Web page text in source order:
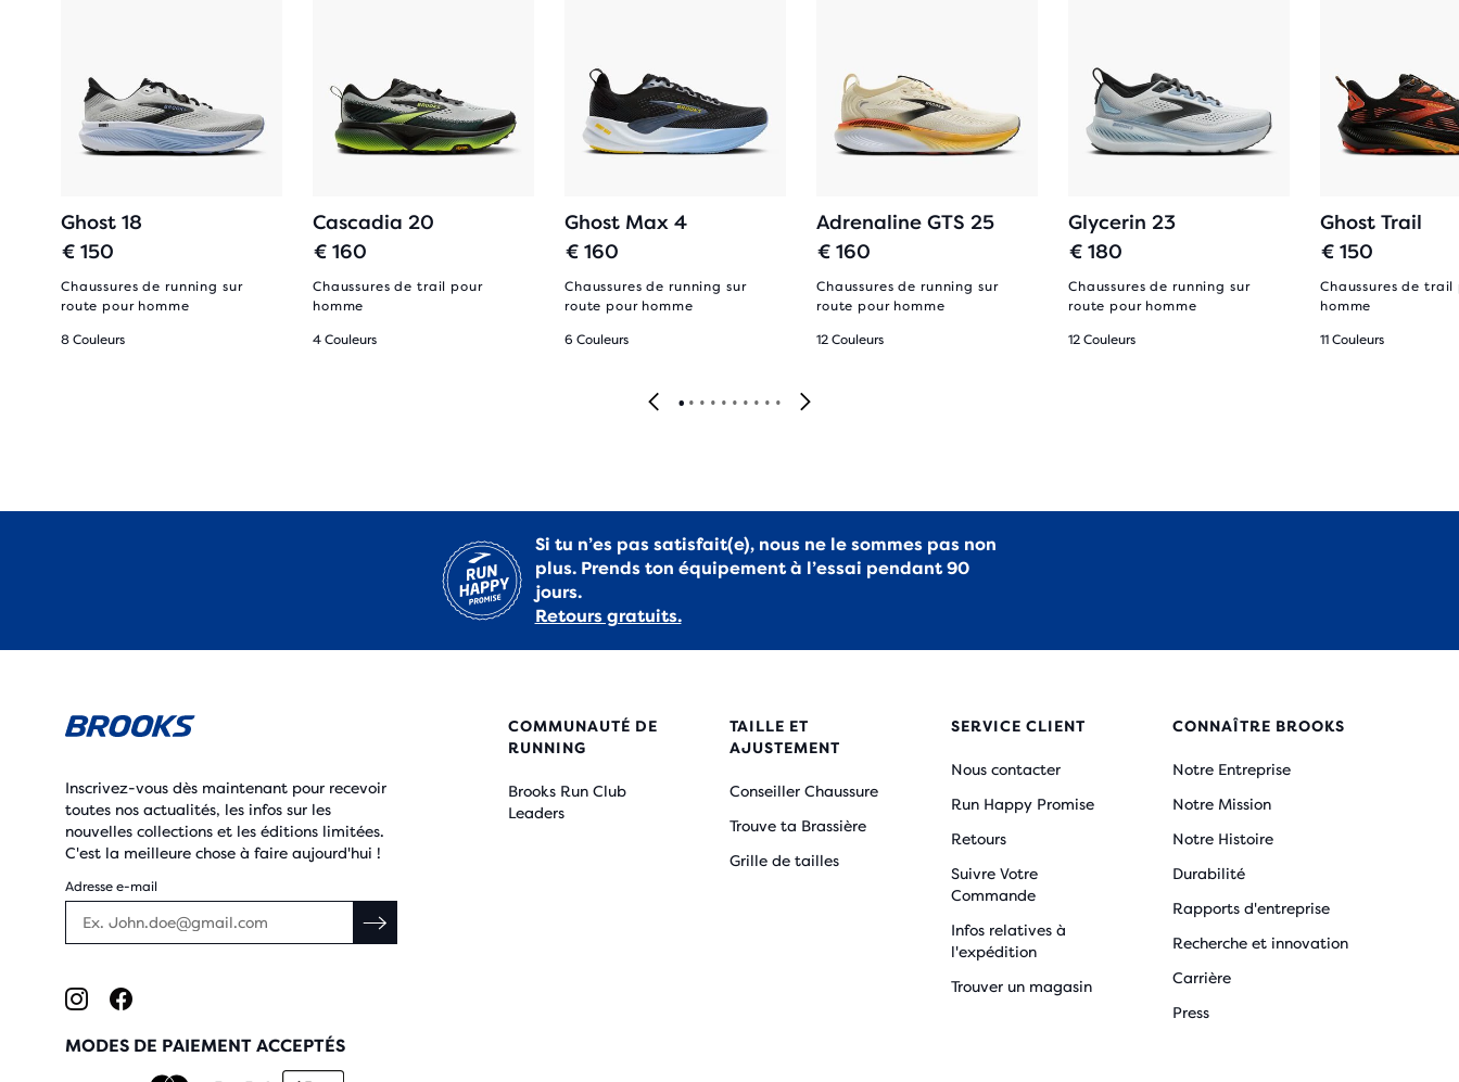
Ghost 18
€ 150
Chaussures de running sur
route pour homme
8 Couleurs
Cascadia 20
€ 160
Chaussures de trail pour
homme
4 Couleurs
Ghost Max 4
€ 160
Chaussures de running sur
route pour homme
6 Couleurs
Adrenaline GTS 25
€ 160
Chaussures de running sur
route pour homme
12 Couleurs
Glycerin 23
€ 180
Chaussures de running sur
route pour homme
12 Couleurs
Ghost Trail
€ 150
Chaussures de trail
homme
11 Couleurs
Si tu n’es pas satisfait(e), nous ne le sommes pas non
plus. Prends ton équipement à l’essai pendant 90
jours.
Retours gratuits.
Inscrivez-vous dès maintenant pour recevoir
toutes nos actualités, les infos sur les
nouvelles collections et les éditions limitées.
C'est la meilleure chose à faire aujourd'hui !
Adresse e-mail
MODES DE PAIEMENT ACCEPTÉS
COMMUNAUTÉ DE
RUNNING
Brooks Run Club
Leaders
TAILLE ET
AJUSTEMENT
Conseiller Chaussure
Trouve ta Brassière
Grille de tailles
SERVICE CLIENT
Nous contacter
Run Happy Promise
Retours
Suivre Votre
Commande
Infos relatives à
l'expédition
Trouver un magasin
CONNAÎTRE BROOKS
Notre Entreprise
Notre Mission
Notre Histoire
Durabilité
Rapports d'entreprise
Recherche et innovation
Carrière
Press